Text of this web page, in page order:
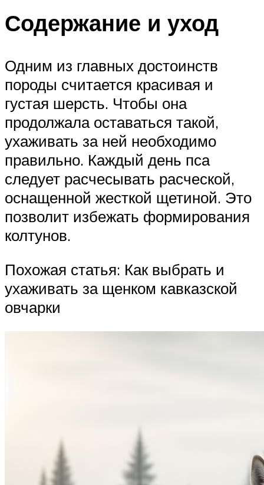
Содержание и уход
Одним из главных достоинств
породы считается красивая и
густая шерсть. Чтобы она
продолжала оставаться такой,
ухаживать за ней необходимо
правильно. Каждый день пса
следует расчесывать расческой,
оснащенной жесткой щетиной. Это
позволит избежать формирования
колтунов.
Похожая статья: Как выбрать и
ухаживать за щенком кавказской
овчарки